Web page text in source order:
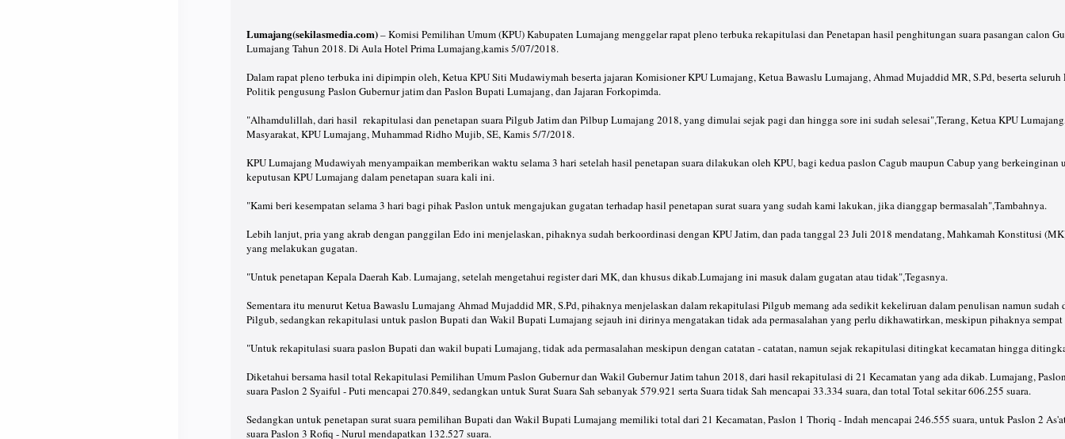
Lumajang(sekilasmedia.com)– Komisi Pemilihan Umum (KPU) Kabupaten Lumajang menggelar rapat pleno terbuka rekapitulasi dan Penetapan hasil penghitungan suara pasangan calon
Lumajang Tahun 2018. Di Aula Hotel Prima Lumajang,kamis 5/07/2018.
Dalam rapat pleno terbuka ini dipimpin oleh, Ketua KPU Siti Mudawiymah beserta jajaran Komisioner KPU Lumajang, Ketua Bawaslu Lumajang, Ahmad Mujaddid MR, S.Pd, beserta seluruh
Politik pengusung Paslon Gubernur jatim dan Paslon Bupati Lumajang, dan Jajaran Forkopimda.
"Alhamdulillah, dari hasil rekapitulasi dan penetapan suara Pilgub Jatim dan Pilbup Lumajang 2018, yang dimulai sejak pagi dan hingga sore ini sudah selesai",Terang, Ketua KPU
Masyarakat, KPU Lumajang, Muhammad Ridho Mujib, SE, Kamis 5/7/2018.
KPU Lumajang Mudawiyah menyampaikan memberikan waktu selama 3 hari setelah hasil penetapan suara dilakukan oleh KPU, bagi kedua paslon Cagub maupun Cabup yang
keputusan KPU Lumajang dalam penetapan suara kali ini.
"Kami beri kesempatan selama 3 hari bagi pihak Paslon untuk mengajukan gugatan terhadap hasil penetapan surat suara yang sudah kami lakukan, jika dianggap bermasalah",Tambahnya.
Lebih lanjut, pria yang akrab dengan panggilan Edo ini menjelaskan, pihaknya sudah berkoordinasi dengan KPU Jatim, dan pada tanggal 23 Juli 2018 mendatang, Mahkamah Konstitusi
yang melakukan gugatan.
"Untuk penetapan Kepala Daerah Kab. Lumajang, setelah mengetahui register dari MK, dan khusus dikab.Lumajang ini masuk dalam gugatan atau tidak",Tegasnya.
Sementara itu menurut Ketua Bawaslu Lumajang Ahmad Mujaddid MR, S.Pd, pihaknya menjelaskan dalam rekapitulasi Pilgub memang ada sedikit kekeliruan dalam penulisan namun
Pilgub, sedangkan rekapitulasi untuk paslon Bupati dan Wakil Bupati Lumajang sejauh ini dirinya mengatakan tidak ada permasalahan yang perlu dikhawatirkan, meskipun pihaknya sempat
"Untuk rekapitulasi suara paslon Bupati dan wakil bupati Lumajang, tidak ada permasalahan meskipun dengan catatan - catatan, namun sejak rekapitulasi ditingkat kecamatan hingga
Diketahui bersama hasil total Rekapitulasi Pemilihan Umum Paslon Gubernur dan Wakil Gubernur Jatim tahun 2018, dari hasil rekapitulasi di 21 Kecamatan yang ada dikab. Lumajang,
suara Paslon 2 Syaiful - Puti mencapai 270.849, sedangkan untuk Surat Suara Sah sebanyak 579.921 serta Suara tidak Sah mencapai 33.334 suara, dan total Total sekitar 606.255 suara.
Sedangkan untuk penetapan surat suara pemilihan Bupati dan Wakil Bupati Lumajang memiliki total dari 21 Kecamatan, Paslon 1 Thoriq - Indah mencapai 246.555 suara, untuk Paslon 2
suara Paslon 3 Rofiq - Nurul mendapatkan 132.527 suara.